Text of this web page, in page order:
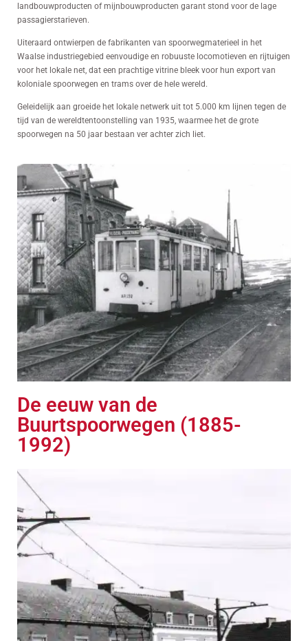
landbouwproducten of mijnbouwproducten garant stond voor de lage
passagierstarieven.
Uiteraard ontwierpen de fabrikanten van spoorwegmaterieel in het
Waalse industriegebied eenvoudige en robuuste locomotieven en rijtuigen
voor het lokale net, dat een prachtige vitrine bleek voor hun export van
koloniale spoorwegen en trams over de hele wereld.
Geleidelijk aan groeide het lokale netwerk uit tot 5.000 km lijnen tegen de
tijd van de wereldtentoonstelling van 1935, waarmee het de grote
spoorwegen na 50 jaar bestaan ver achter zich liet.
De eeuw van de
Buurtspoorwegen (1885-
1992)